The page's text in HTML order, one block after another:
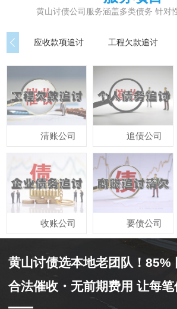
黄山讨债公司服务涵盖多类债务 针对
应收款项追讨 工程欠款追讨
清账公司
收账公司
追债公司
要债公司
黄山讨债选本地老团队！85%
合法催收・无前期费用 让每